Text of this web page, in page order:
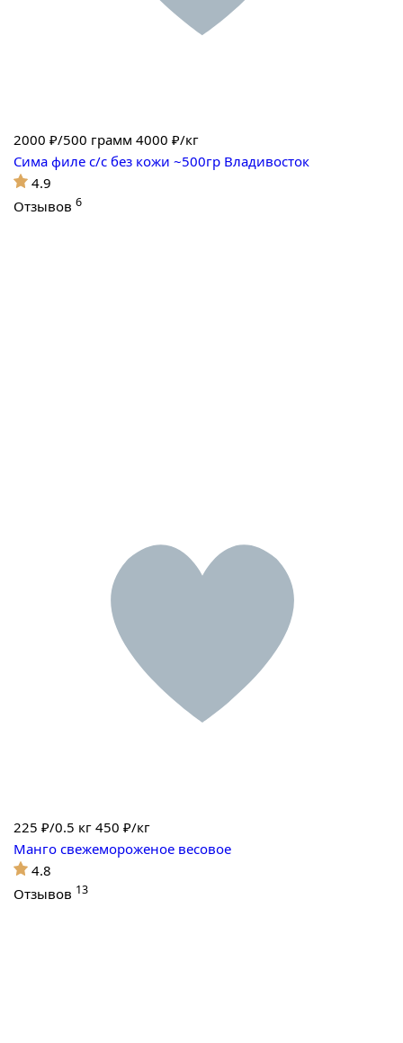
2000 ₽/500 грамм 4000 ₽/кг
Сима филе с/с без кожи ~500гр Владивосток
4.9
Отзывов 6
225 ₽/0.5 кг 450 ₽/кг
Манго свежемороженое весовое
4.8
Отзывов 13